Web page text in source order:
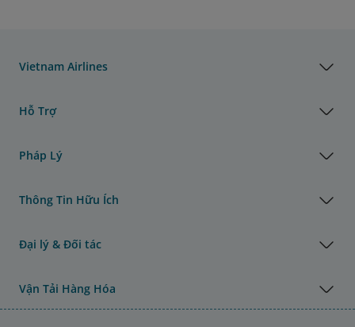
Vietnam Airlines
Hỗ Trợ
Pháp Lý
Thông Tin Hữu Ích
Đại lý & Đối tác
Vận Tải Hàng Hóa